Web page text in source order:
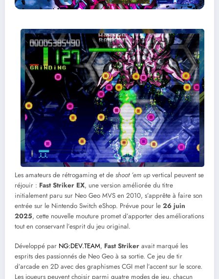
Les amateurs de rétrogaming et de shoot ’em upvertical peuvent se
réjouir : Fast Striker EX, une version améliorée du titre
initialement paru sur Neo Geo MVS en 2010, s’apprête à faire son
entrée sur le Nintendo Switch eShop. Prévue pour le 26 juin
2025, cette nouvelle mouture promet d’apporter des améliorations
tout en conservant l’esprit du jeu original.
Développé par NG:DEV.TEAM, Fast Striker avait marqué les
esprits des passionnés de Neo Geo à sa sortie. Ce jeu de tir
d’arcade en 2D avec des graphismes CGI met l’accent sur le score.
Les joueurs peuvent choisir parmi quatre modes de jeu, chacun